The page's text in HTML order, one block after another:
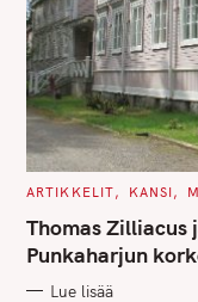
C
T
E
G
O
I
ARTIKKELIT KANSI
Thomas Zilliacus
Punkaharjun
Lue lisää